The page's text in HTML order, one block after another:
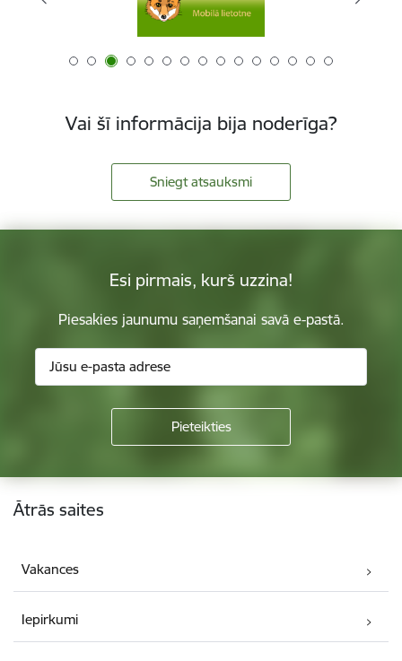
Vai šī informācija bija noderīga?
Sniegt atsauksmi
Esi pirmais, kurš uzzina!
Piesakies jaunumu saņemšanai savā e-pastā.
Kājene
Ātrās saites
Vakances
Iepirkumi